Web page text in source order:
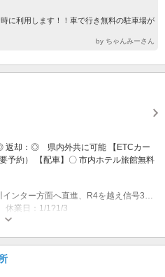
に利用します！！車で行き無料の駐車場が
by ちゃんみーさん
返却：◎ 県内外共に可能 【ETCカー
予約） 【配車】〇 市内ホテル旅館無料
休業日：1/1?1/3